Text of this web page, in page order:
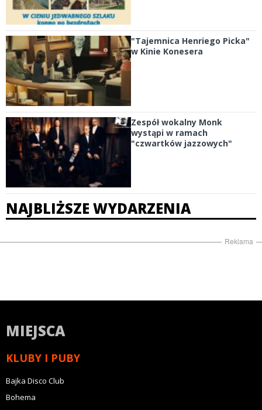
"Tajemnica Henriego Picka"
w Kinie Konesera
Zespół wokalny Monk
wystąpi w ramach
"czwartków jazzowych"
NAJBLIŻSZE WYDARZENIA
Reklama
MIEJSCA
KLUBY I PUBY
Bajka Disco Club
Bohema